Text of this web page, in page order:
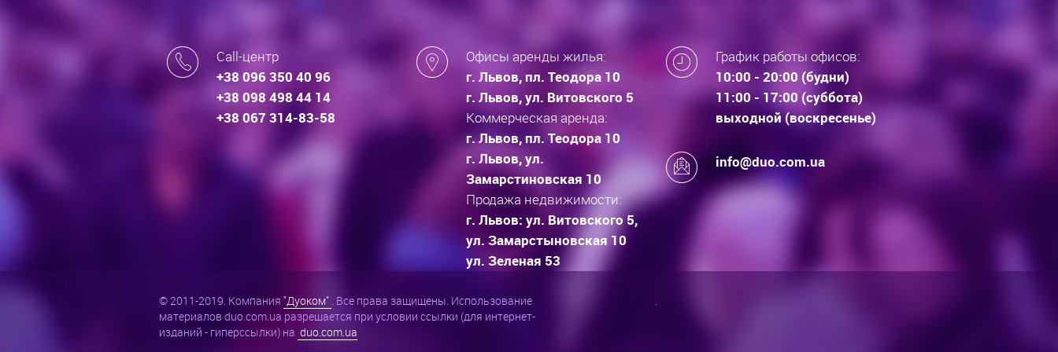
Call-центр
+38 096 350 40 96
+38 098 498 44 14
+38 067 314-83-58
Офисы аренды жилья:
г. Львов, пл. Теодора 10
г. Львов, ул. Витовского 5
Коммерческая аренда:
г. Львов, пл. Теодора 10
г. Львов, ул.
Замарстиновская 10
Продажа недвижимости:
г. Львов: ул. Витовского 5,
ул. Замарстыновская 10
ул. Зеленая 53
График работы офисов:
10:00 - 20:00 (будни)
11:00 - 17:00 (суббота)
выходной (воскресенье)
info@duo.com.ua
© 2011-2019. Компания "Дуоком" . Все права защищены. Использование
материалов duo.com.ua разрешается при условии ссылки (для интернет-
изданий - гиперссылки) на duo.com.ua
.